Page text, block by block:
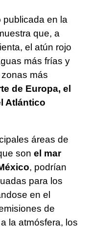
publicada en la
que, a
el atún rojo
más frías y
más
de Europa, el
Atlántico
áreas de
son el mar
, podrían
para los
en el
de
la atmósfera, los